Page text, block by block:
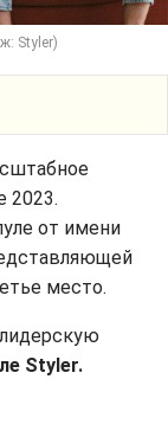
Styler)
2023.
от имени
место.
Styler.